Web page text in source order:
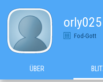
orly025
Fod-Gott
ÜBER